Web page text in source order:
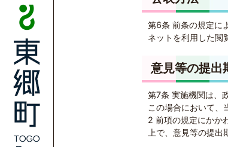
第6条 前条の規定に
ネットを利用した閲
意見等の提出
第7条 実施機関は、
この場合において、
2 前項の規定にかか
上で、意見等の提出